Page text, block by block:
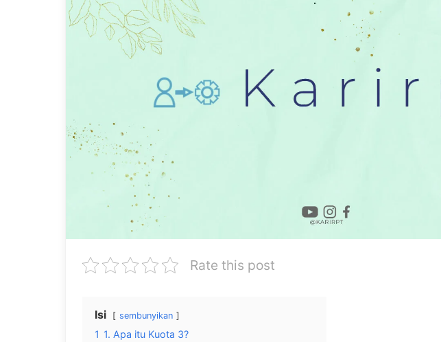
Rate this post
Isi sembunyikan
1 1. Apa itu Kuota 3?